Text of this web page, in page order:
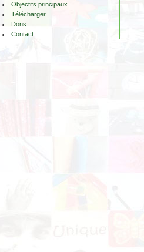
Objectifs principaux
Télécharger
Dons
Contact